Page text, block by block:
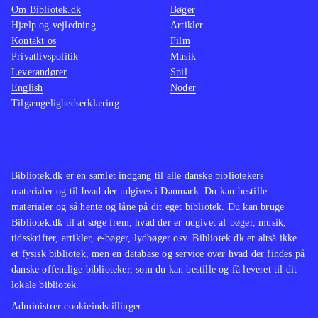
Bibliotek.dk er en samlet indgang til alle danske bibliotekers
materialer og til hvad der udgives i Danmark. Du kan bestille
materialer og så hente og låne på dit eget bibliotek. Du kan bruge
Bibliotek.dk til at søge frem, hvad der er udgivet af bøger, musik,
tidsskrifter, artikler, e-bøger, lydbøger osv. Bibliotek.dk er altså ikke
et fysisk bibliotek, men en database og service over hvad der findes på
danske offentlige biblioteker, som du kan bestille og få leveret til dit
lokale bibliotek.
Administrer cookieindstillinger
Om Bibliotek.dk
Hjælp og vejledning
Kontakt os
Privatlivspolitik
Leverandører
English
Tilgængelighedserklæring
Bøger
Artikler
Film
Musik
Spil
Noder